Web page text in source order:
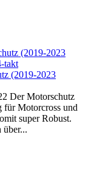
(2019-2023
Der Motorschutz
für Motorcross und
super Robust.
über...